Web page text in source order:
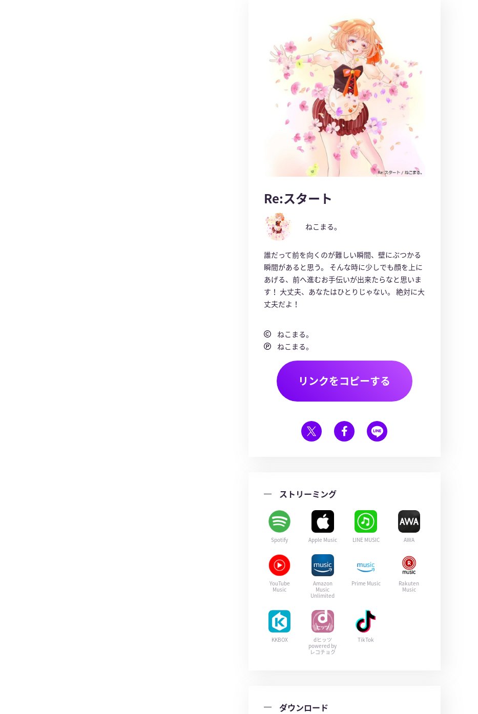
Re:スタート
ねこまる。
誰だって前を向くのが難しい瞬間、壁にぶつかる
瞬間があると思う。 そんな時に少しでも顔を上に
あげる、前へ進むお手伝いが出来たらなと思いま
す！ 大丈夫、あなたはひとりじゃない。 絶対に大
丈夫だよ！
ねこまる。
ねこまる。
リンクをコピーする
ストリーミング
Spotify Apple Music LINE MUSIC AWA
YouTube
Music
Amazon
Music
Unlimited
Prime Music
Rakuten
Music
KKBOX
dヒッツ
powered by
レコチョク
TikTok
ダウンロード